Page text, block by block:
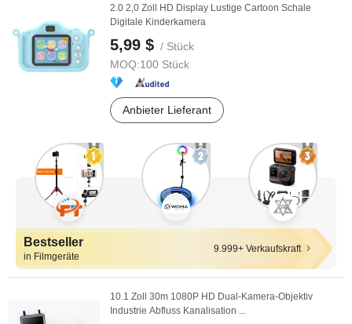
2.0 2,0 Zoll HD Display Lustige Cartoon Schale
Digitale Kinderkamera
5,99 $ / Stück
MOQ:100 Stück
Anbieter Lieferant
Bestseller
in Filmgeräte
9.999+ Verkaufskraft
10.1 Zoll 30m 1080P HD Dual-Kamera-Objektiv
Industrie Abfluss Kanalisation ...